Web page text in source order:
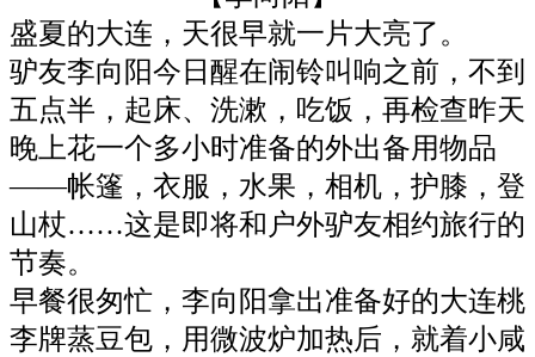
盛夏的大连，天很早就一片大亮了。
驴友李向阳今日醒在闹铃叫响之前，不到
五点半，起床、洗漱，吃饭，再检查昨天
晚上花一个多小时准备的外出备用物品
——帐篷，衣服，水果，相机，护膝，登
山杖……这是即将和户外驴友相约旅行的
节奏。
早餐很匆忙，李向阳拿出准备好的大连桃
李牌蒸豆包，用微波炉加热后，就着小咸